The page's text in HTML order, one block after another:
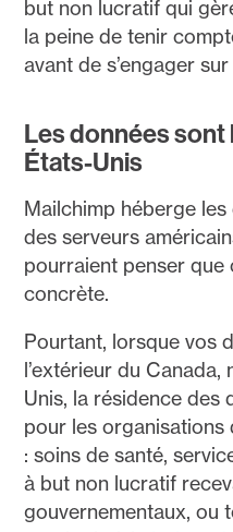
but non lucratif qui
la peine de tenir
avant de s’engager
Les données
États-Unis
Mailchimp héberge
des serveurs
pourraient penser que
concrète.
Pourtant, lorsque vos
l’extérieur du
Unis, la résidence des
pour les organisations
: soins de santé,
à but non lucratif
gouvernementaux, ou